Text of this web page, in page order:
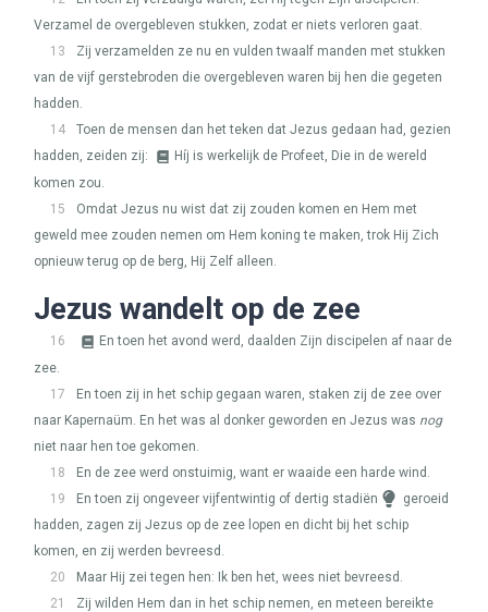
Verzamel de overgebleven stukken, zodat er niets verloren gaat.
13
Zij verzamelden ze nu en vulden twaalf manden met stukken
van de vijf gerstebroden die overgebleven waren bij hen die gegeten
hadden.
14
Toen de mensen dan het teken dat Jezus gedaan had, gezien
hadden, zeiden zij:
Híj is werkelijk de Profeet, Die in de wereld
komen zou.
15
Omdat Jezus nu wist dat zij zouden komen en Hem met
geweld mee zouden nemen om Hem koning te maken, trok Hij Zich
opnieuw terug op de berg, Hij Zelf alleen.
Jezus wandelt op de zee
16
En toen het avond werd, daalden Zijn discipelen af naar de
zee.
17
En toen zij in het schip gegaan waren, staken zij de zee over
naar Kapernaüm. En het was al donker geworden en Jezus was nog
niet naar hen toe gekomen.
18
En de zee werd onstuimig, want er waaide een harde wind.
19
En toen zij ongeveer vijfentwintig of dertig stadiën
geroeid
hadden, zagen zij Jezus op de zee lopen en dicht bij het schip
komen, en zij werden bevreesd.
20
Maar Hij zei tegen hen: Ik ben het, wees niet bevreesd.
21
Zij wilden Hem dan in het schip nemen, en meteen bereikte